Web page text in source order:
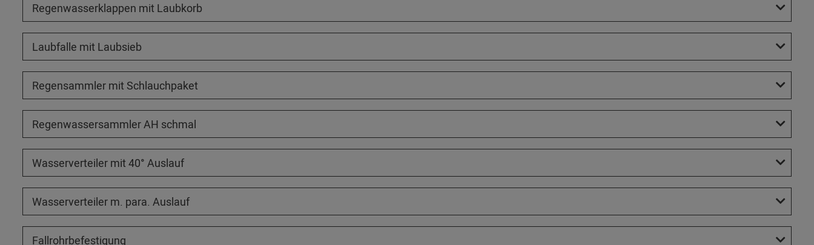
Regenwasserklappen mit Laubkorb
Laubfalle mit Laubsieb
Regensammler mit Schlauchpaket
Regenwassersammler AH schmal
Wasserverteiler mit 40° Auslauf
Wasserverteiler m. para. Auslauf
Fallrohrbefestigung